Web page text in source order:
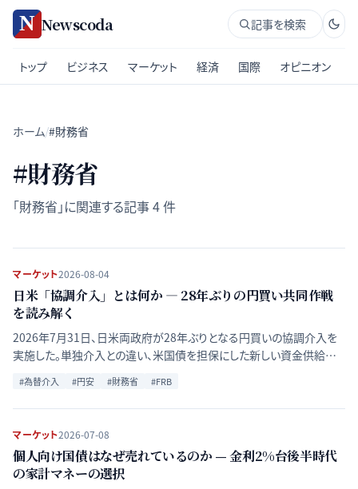
Newscoda 記事を検索
トップ ビジネス マーケット 経済 国際 オピニオン
ホーム/#財務省
#財務省
「財務省 」に関連する記事4件
マーケット2026-08-04
日米「協調介入」とは何か ― 28年ぶりの円買い共同作戦
を読み解く
2026年7月31日、日米両政府が28年ぶりとなる円買いの協調介入を
実施した。単独介入との違い、米国債を担保にした新しい資金供給の
#為替介入 #円安 #財務省 #FRB
マーケット2026-07-08
個人向け国債はなぜ売れているのか — 金利2%台後半時代
の家計マネーの選択